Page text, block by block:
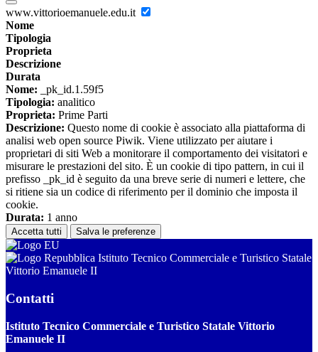
www.vittorioemanuele.edu.it
Nome
Tipologia
Proprieta
Descrizione
Durata
Nome: _pk_id.1.59f5
Tipologia: analitico
Proprieta: Prime Parti
Descrizione: Questo nome di cookie è associato alla piattaforma di
analisi web open source Piwik. Viene utilizzato per aiutare i
proprietari di siti Web a monitorare il comportamento dei visitatori e
misurare le prestazioni del sito. È un cookie di tipo pattern, in cui il
prefisso _pk_id è seguito da una breve serie di numeri e lettere, che
si ritiene sia un codice di riferimento per il dominio che imposta il
cookie.
Durata: 1 anno
Accetta tutti Salva le preferenze
Istituto Tecnico Commerciale e Turistico Statale
Vittorio Emanuele II
Contatti
Istituto Tecnico Commerciale e Turistico Statale Vittorio
Emanuele II